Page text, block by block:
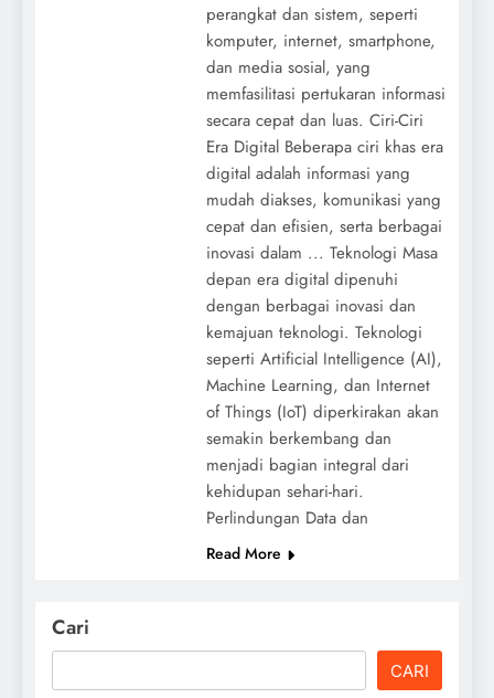
perangkat dan sistem, seperti
komputer, internet, smartphone,
dan media sosial, yang
memfasilitasi pertukaran informasi
secara cepat dan luas. Ciri-Ciri
Era Digital Beberapa ciri khas era
digital adalah informasi yang
mudah diakses, komunikasi yang
cepat dan efisien, serta berbagai
inovasi dalam ... Teknologi Masa
depan era digital dipenuhi
dengan berbagai inovasi dan
kemajuan teknologi. Teknologi
seperti Artificial Intelligence (AI),
Machine Learning, dan Internet
of Things (IoT) diperkirakan akan
semakin berkembang dan
menjadi bagian integral dari
kehidupan sehari-hari.
Perlindungan Data dan
Read More
Cari
CARI